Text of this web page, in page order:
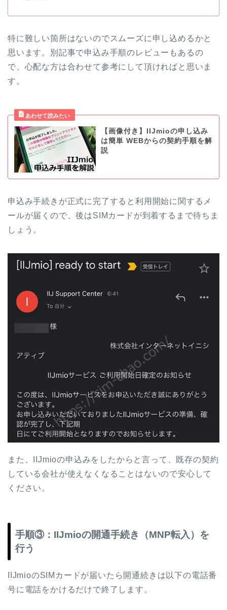
特に難しい箇所はないのでスムーズに申し込めるかと
思います。別記事で申込み手順のレビューもあるの
で、心配な方は合わせて参考にして頂ければと思いま
す。
【画像付き】IIJmioの申し込み
は簡単 WEBからの契約手順を解
説
申込み手続きが正式に完了すると利用開始に関するメ
ールが届くので、後はSIMカードが到着するまで待ちま
しょう。
また、IIJmioの申込みをしたからと言って、既存の契約
している会社が使えなくなることはないので安心して
ください。
手順③：IIJmioの開通手続き（MNP転入）を
行う
IIJmioのSIMカードが届いたら開通続きは以下の電話番
号に電話をかけるだけで終了します。